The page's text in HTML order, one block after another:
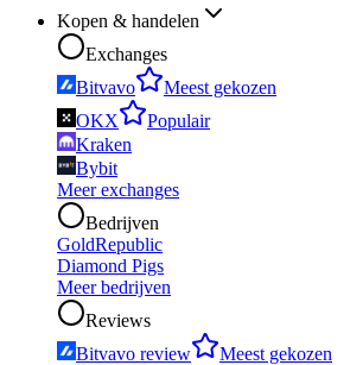
Kopen & handelen
Exchanges
Bitvavo
Meest gekozen
OKX
Populair
Kraken
Bybit
Meer exchanges
Bedrijven
GoldRepublic
Diamond Pigs
Meer bedrijven
Reviews
Bitvavo review
Meest gekozen